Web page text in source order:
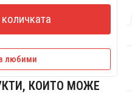
любими
КОИТО МОЖЕ